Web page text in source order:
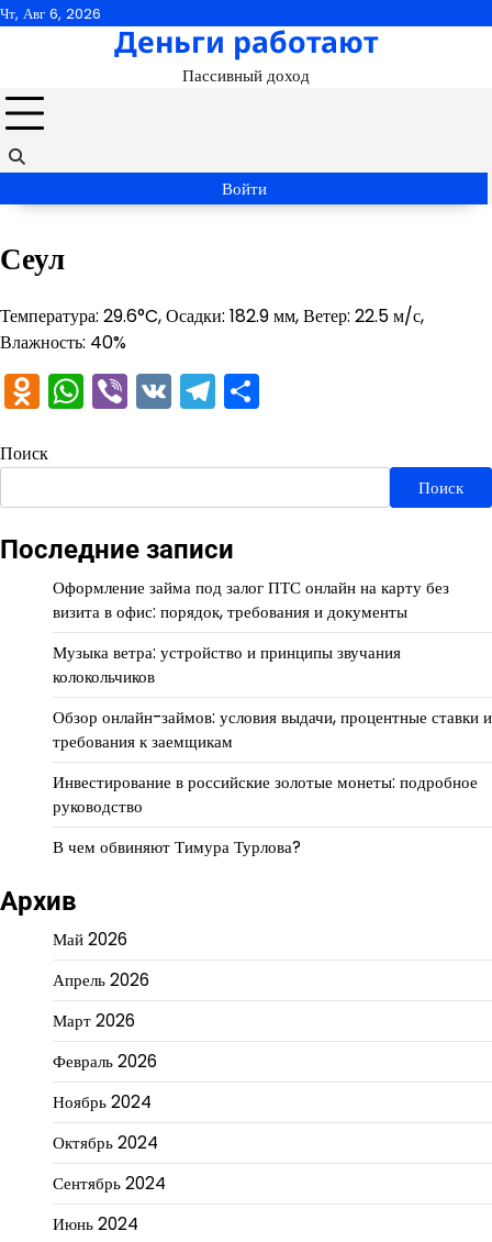
Перейти
Чт, Авг 6, 2026
Деньги работают
Пассивный доход
Войти
Сеул
Температура: 29.6°C, Осадки: 182.9 мм, Ветер: 22.5 м/с,
Влажность: 40%
Odnoklassniki
WhatsApp
Viber
VKTelegram
Поиск
Поиск
Последние записи
Оформление займа под залог ПТС онлайн на карту без
визита в офис: порядок, требования и документы
Музыка ветра: устройство и принципы звучания
колокольчиков
Обзор онлайн-займов: условия выдачи, процентные ставки и
требования к заемщикам
Инвестирование в российские золотые монеты: подробное
руководство
В чем обвиняют Тимура Турлова?
Архив
Май 2026
Апрель 2026
Март 2026
Февраль 2026
Ноябрь 2024
Октябрь 2024
Сентябрь 2024
Июнь 2024